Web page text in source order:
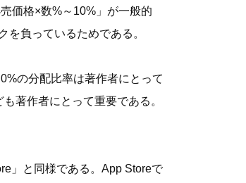
価格×数%～10%」が一般的
負っているためである。
の分配比率は著作者にとって
著作者にとって重要である。
」と同様である。App Storeで